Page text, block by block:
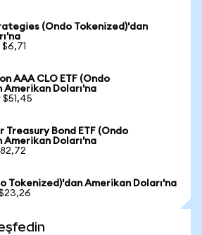
(Ondo Tokenized)'dan
AAA CLO ETF (Ondo
Amerikan Doları'na
Treasury Bond ETF (Ondo
Amerikan Doları'na
Tokenized)'dan Amerikan Doları'na